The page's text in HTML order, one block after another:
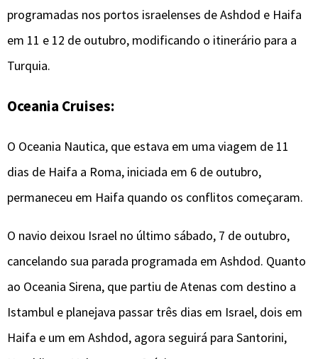
programadas nos portos israelenses de Ashdod e Haifa
em 11 e 12 de outubro, modificando o itinerário para a
Turquia.
Oceania Cruises:
O Oceania Nautica, que estava em uma viagem de 11
dias de Haifa a Roma, iniciada em 6 de outubro,
permaneceu em Haifa quando os conflitos começaram.
O navio deixou Israel no último sábado, 7 de outubro,
cancelando sua parada programada em Ashdod. Quanto
ao Oceania Sirena, que partiu de Atenas com destino a
Istambul e planejava passar três dias em Israel, dois em
Haifa e um em Ashdod, agora seguirá para Santorini,